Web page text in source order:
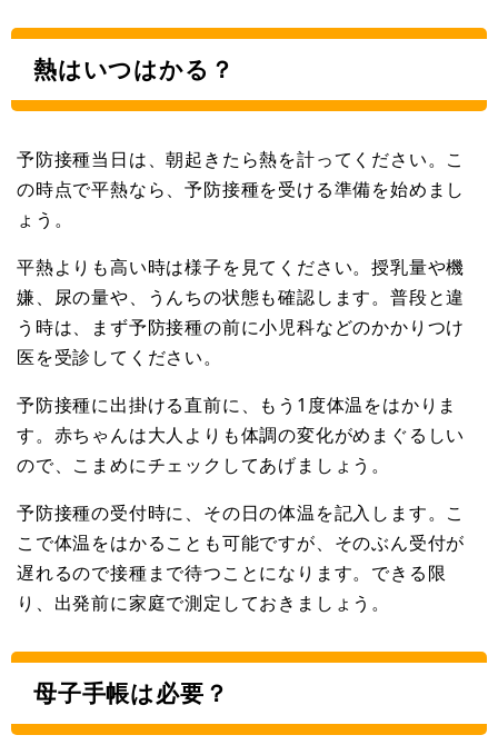
熱はいつはかる？
予防接種当日は、朝起きたら熱を計ってください。こ
の時点で平熱なら、予防接種を受ける準備を始めまし
ょう。
平熱よりも高い時は様子を見てください。授乳量や機
嫌、尿の量や、うんちの状態も確認します。普段と違
う時は、まず予防接種の前に小児科などのかかりつけ
医を受診してください。
予防接種に出掛ける直前に、もう1度体温をはかりま
す。赤ちゃんは大人よりも体調の変化がめまぐるしい
ので、こまめにチェックしてあげましょう。
予防接種の受付時に、その日の体温を記入します。こ
こで体温をはかることも可能ですが、そのぶん受付が
遅れるので接種まで待つことになります。できる限
り、出発前に家庭で測定しておきましょう。
母子手帳は必要？